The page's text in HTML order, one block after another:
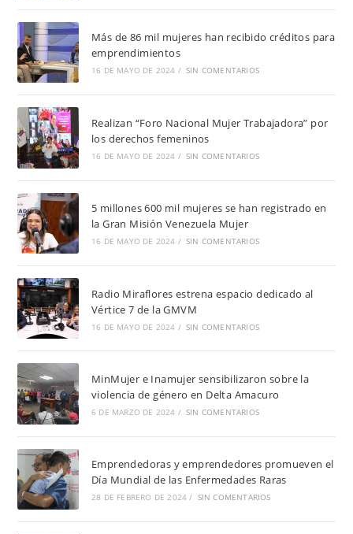
Más de 86 mil mujeres han recibido créditos para
emprendimientos
16 DE MAYO DE 2024 / SIN COMENTARIOS
Realizan “Foro Nacional Mujer Trabajadora” por
los derechos femeninos
16 DE MAYO DE 2024 / SIN COMENTARIOS
5 millones 600 mil mujeres se han registrado en
la Gran Misión Venezuela Mujer
16 DE MAYO DE 2024 / SIN COMENTARIOS
Radio Miraflores estrena espacio dedicado al
Vértice 7 de la GMVM
16 DE MAYO DE 2024 / SIN COMENTARIOS
MinMujer e Inamujer sensibilizaron sobre la
violencia de género en Delta Amacuro
6 DE MARZO DE 2024 / SIN COMENTARIOS
Emprendedoras y emprendedores promueven el
Día Mundial de las Enfermedades Raras
28 DE FEBRERO DE 2024 / SIN COMENTARIOS